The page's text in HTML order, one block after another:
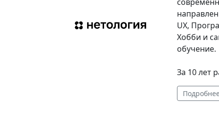
UX,
Хобби и
обучение.
За 10 лет